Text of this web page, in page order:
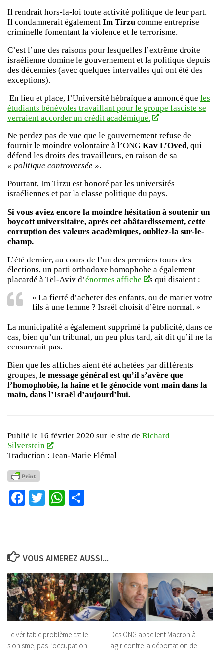
Il rendrait hors-la-loi toute activité politique de leur part.
Il condamnerait également Im Tirzu comme entreprise
criminelle fomentant la violence et le terrorisme.
C’est l’une des raisons pour lesquelles l’extrême droite
israélienne domine le gouvernement et la politique depuis
des décennies (avec quelques intervalles qui ont été des
exceptions).
En lieu et place, l’Université hébraïque a annoncé que les
étudiants bénévoles travaillant pour le groupe fasciste se
verraient accorder un crédit académique.
Ne perdez pas de vue que le gouvernement refuse de
fournir le moindre volontaire à l’ONG Kav L’Oved, qui
défend les droits des travailleurs, en raison de sa
« politique controversée ».
Pourtant, Im Tirzu est honoré par les universités
israéliennes et par la classe politique du pays.
Si vous aviez encore la moindre hésitation à soutenir un
boycott universitaire, après cet abâtardissement, cette
corruption des valeurs académiques, oubliez-la sur-le-
champ.
L’été dernier, au cours de l’un des premiers tours des
élections, un parti orthodoxe homophobe a également
placardé à Tel-Aviv d’énormes affiche
s qui disaient :
« La fierté d’acheter des enfants, ou de marier votre
fils à une femme ? Israël choisit d’être normal. »
La municipalité a également supprimé la publicité, dans ce
cas, bien qu’un tribunal, un peu plus tard, ait dit qu’il ne la
censurerait pas.
Bien que les affiches aient été achetées par différents
groupes, le message général est qu’il s’avère que
l’homophobie, la haine et le génocide vont main dans la
main, dans l’Israël d’aujourd’hui.
Publié le 16 février 2020 sur le site de Richard
Silverstein
Traduction : Jean-Marie Flémal
Facebook
TwitterWhatsApp
VOUS AIMEREZ AUSSI...
Le véritable problème est le
sionisme, pas l’occupation
Des ONG appellent Macron à
agir contre la déportation de